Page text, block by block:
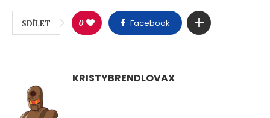
SDÍLET 0 Facebook
KRISTYBRENDLOVAX